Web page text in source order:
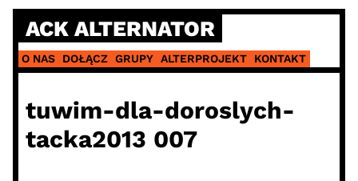
Skip
content
ACK ALTERNATOR
O NAS DOŁĄCZ GRUPY ALTERPROJEKT KONTAKT
tuwim-dla-doroslych-
tacka2013 007